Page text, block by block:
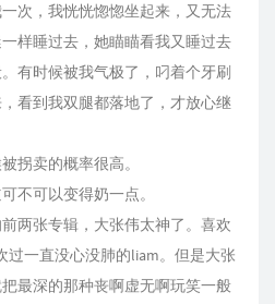
次，我恍恍惚惚坐起来，又无法
样睡过去，她瞄瞄看我又睡过去
有时候被我气极了，叼着个牙刷
看到我双腿都落地了，才放心继
拐卖的概率很高。
不可以变得奶一点。
两张专辑，大张伟太神了。喜欢
过一直没心没肺的liam。但是大张
最深的那种丧啊虚无啊玩笑一般